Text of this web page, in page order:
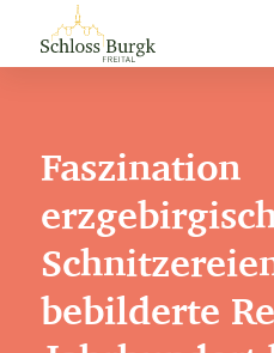
Faszination
bebilderte